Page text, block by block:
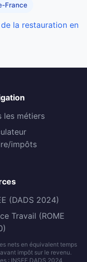
France
la restauration en
les métiers
impôts
(DADS 2024)
Travail (ROME
nets en équivalent temps
impôt sur le revenu.
: INSEE DADS 2024